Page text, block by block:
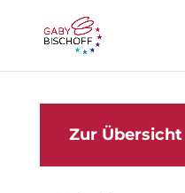
Zur Übersicht